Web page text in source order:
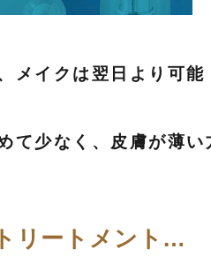
メイクは翌日より可能
て少なく、皮膚が薄い
リートメント…